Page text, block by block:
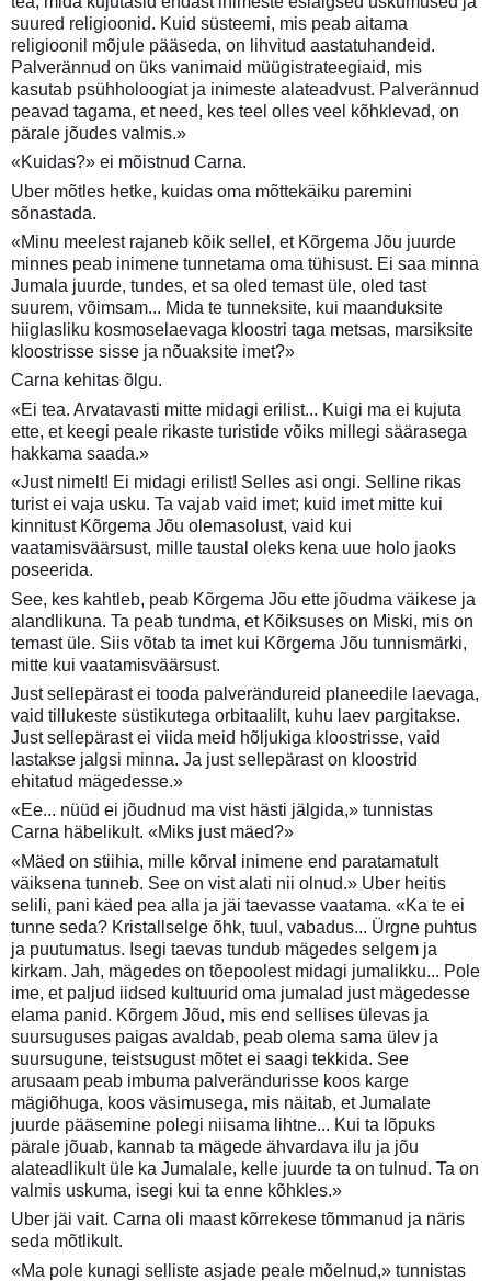
suured religioonid. Kuid süsteemi, mis peab aitama
religioonil mõjule pääseda, on lihvitud aastatuhandeid.
Palverännud on üks vanimaid müügistrateegiaid, mis
kasutab psühholoogiat ja inimeste alateadvust. Palverännud
peavad tagama, et need, kes teel olles veel kõhklevad, on
pärale jõudes valmis.»
«Kuidas?» ei mõistnud Carna.
Uber mõtles hetke, kuidas oma mõttekäiku paremini
sõnastada.
«Minu meelest rajaneb kõik sellel, et Kõrgema Jõu juurde
minnes peab inimene tunnetama oma tühisust. Ei saa minna
Jumala juurde, tundes, et sa oled temast üle, oled tast
suurem, võimsam... Mida te tunneksite, kui maanduksite
hiiglasliku kosmoselaevaga kloostri taga metsas, marsiksite
kloostrisse sisse ja nõuaksite imet?»
Carna kehitas õlgu.
«Ei tea. Arvatavasti mitte midagi erilist... Kuigi ma ei kujuta
ette, et keegi peale rikaste turistide võiks millegi säärasega
hakkama saada.»
«Just nimelt! Ei midagi erilist! Selles asi ongi. Selline rikas
turist ei vaja usku. Ta vajab vaid imet; kuid imet mitte kui
kinnitust Kõrgema Jõu olemasolust, vaid kui
vaatamisväärsust, mille taustal oleks kena uue holo jaoks
poseerida.
See, kes kahtleb, peab Kõrgema Jõu ette jõudma väikese ja
alandlikuna. Ta peab tundma, et Kõiksuses on Miski, mis on
temast üle. Siis võtab ta imet kui Kõrgema Jõu tunnismärki,
mitte kui vaatamisväärsust.
Just sellepärast ei tooda palverändureid planeedile laevaga,
vaid tillukeste süstikutega orbitaalilt, kuhu laev pargitakse.
Just sellepärast ei viida meid hõljukiga kloostrisse, vaid
lastakse jalgsi minna. Ja just sellepärast on kloostrid
ehitatud mägedesse.»
«Ee... nüüd ei jõudnud ma vist hästi jälgida,» tunnistas
Carna häbelikult. «Miks just mäed?»
«Mäed on stiihia, mille kõrval inimene end paratamatult
väiksena tunneb. See on vist alati nii olnud.» Uber heitis
selili, pani käed pea alla ja jäi taevasse vaatama. «Ka te ei
tunne seda? Kristallselge õhk, tuul, vabadus... Ürgne puhtus
ja puutumatus. Isegi taevas tundub mägedes selgem ja
kirkam. Jah, mägedes on tõepoolest midagi jumalikku... Pole
ime, et paljud iidsed kultuurid oma jumalad just mägedesse
elama panid. Kõrgem Jõud, mis end sellises ülevas ja
suursuguses paigas avaldab, peab olema sama ülev ja
suursugune, teistsugust mõtet ei saagi tekkida. See
arusaam peab imbuma palverändurisse koos karge
mägiõhuga, koos väsimusega, mis näitab, et Jumalate
juurde pääsemine polegi niisama lihtne... Kui ta lõpuks
pärale jõuab, kannab ta mägede ähvardava ilu ja jõu
alateadlikult üle ka Jumalale, kelle juurde ta on tulnud. Ta on
valmis uskuma, isegi kui ta enne kõhkles.»
Uber jäi vait. Carna oli maast kõrrekese tõmmanud ja näris
seda mõtlikult.
«Ma pole kunagi selliste asjade peale mõelnud,» tunnistas